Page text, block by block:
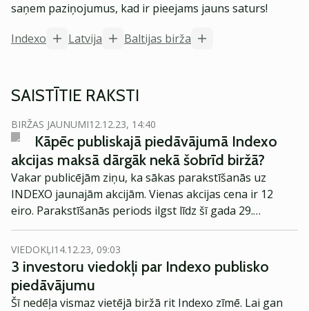
saņem paziņojumus, kad ir pieejams jauns saturs!
Indexo
Latvija Baltijas birža
SAISTĪTIE RAKSTI
BIRŽAS JAUNUMI12.12.23, 14:40
Kāpēc publiskajā piedāvājumā Indexo
akcijas maksā dārgāk nekā šobrīd biržā?
Vakar publicējām ziņu, ka sākas parakstīšanās uz
INDEXO jaunajām akcijām. Vienas akcijas cena ir 12
eiro. Parakstīšanās periods ilgst līdz šī gada 29.
decembra plkst. 15.30. Jaunajā akciju emisijā INDEXO
plāno piesaistīt 12.5 milj. eiro, kas nepieciešami bankas
licencēšanai un bankas darbības nodrošināšanai.
VIEDOKĻI14.12.23, 09:03
3 investoru viedokļi par Indexo publisko
piedāvājumu
Šī nedēļa vismaz vietējā biržā rit Indexo zīmē. Lai gan